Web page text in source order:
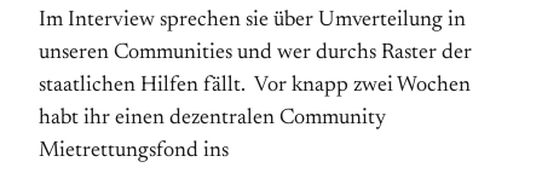
Im Interview sprechen sie über Umverteilung in
unseren Communities und wer durchs Raster der
staatlichen Hilfen fällt. Vor knapp zwei Wochen
habt ihr einen dezentralen Community
Mietrettungsfond ins